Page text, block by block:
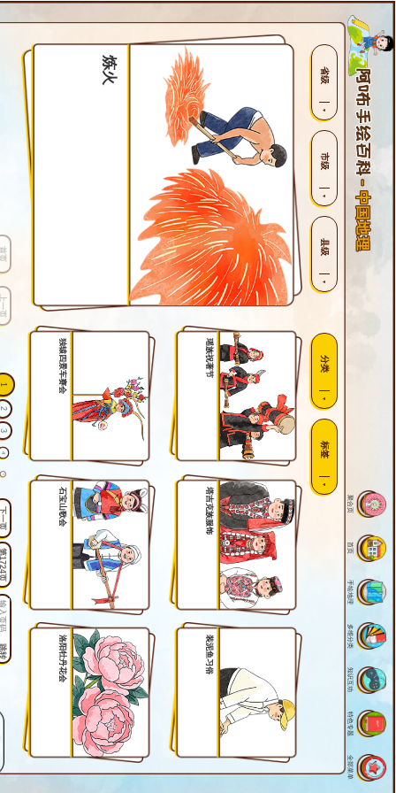
聚合页
首页
手绘地理
多维分类
知识互动
特色专题
全部菜单
省级
市级
县级
分类
标签
1
2
3
4
11
12
16
炼火
瑶族祝著节
塔吉克族服饰
装泥鱼习俗
独辕四景车赛会
石宝山歌会
洛阳牡丹花会
页
页
页
页
转